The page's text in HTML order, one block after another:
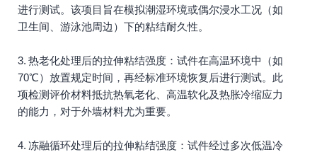
进行测试。该项目旨在模拟潮湿环境或偶尔浸水工况（如
卫生间、游泳池周边）下的粘结耐久性。
3. 热老化处理后的拉伸粘结强度：试件在高温环境中（如
70℃）放置规定时间，再经标准环境恢复后进行测试。此
项检测评价材料抵抗热氧老化、高温软化及热胀冷缩应力
的能力，对于外墙材料尤为重要。
4. 冻融循环处理后的拉伸粘结强度：试件经过多次低温冷